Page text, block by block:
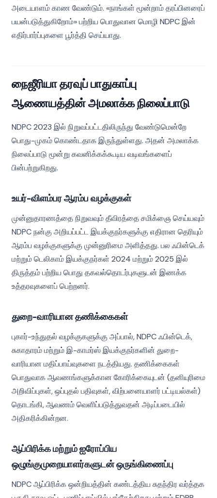
அடையாளம் காண வேண்டும். «நாங்கள் மூன்றாம் தரப்பினரைப்
பயன்படுத்துகிறோம்» பற்றிய பொதுவான மொழி NDPC இன்
எதிர்பார்ப்புகளை பூர்த்தி செய்யாது.
நைஜீரியா தரவுப் பாதுகாப்பு
ஆணையத்தின் அமலாக்க நிலைப்பாடு
NDPC 2023 இல் நிறுவப்பட்டதிலிருந்து வேண்டுமென்றே
பொது-முகம் கொண்டதாக இருந்துள்ளது. அதன் அமலாக்க
நிலைப்பாடு மூன்று கவனிக்கக்கூடிய வடிவங்களைப்
பின்பற்றுகிறது.
உயர்-விளம்பர ஆரம்ப வழக்குகள்
முன்னுதாரணத்தை நிறுவவும் தீவிரத்தை சமிக்ஞை செய்யவும்
NDPC நன்கு அறியப்பட்ட இயக்குநர்களுக்கு எதிரான தெரியும்
ஆரம்ப வழக்குகளுக்கு முன்னுரிமை அளித்தது. பல ஃபின்டெக்
மற்றும் டெலிகாம் இயக்குநர்கள் 2024 மற்றும் 2025 இல்
திருத்தம் பற்றிய பொது தகவல்தொடர்புகளுடன் இணக்க
உத்தரவுகளைப் பெற்றனர்.
துறை-வாரியான தணிக்கைகள்
புகார்-உந்துதல் வழக்குகளுக்கு அப்பால், NDPC ஃபின்டெக்,
சுகாதாரம் மற்றும் இ-காமர்ஸ் இயக்குநர்களின் துறை-
வாரியான மதிப்பாய்வுகளை நடத்தியது. தணிக்கைகள்
பொதுவாக ஆவணங்களுக்கான கோரிக்கையுடன் (தனியுரிமை
அறிவிப்புகள், ஒப்புதல் பதிவுகள், விற்பனையாளர் பட்டியல்கள்)
தொடங்கி, ஆவணம் வெளிப்படுத்துவதன் அடிப்படையில்
அதிகரிக்கின்றன.
ஆப்பிரிக்க மற்றும் ஐரோப்பிய
ஒழுங்குமுறையாளர்களுடன் ஒருங்கிணைப்பு
NDPC ஆப்பிரிக்க ஒன்றியத்தின் கண்டத்திய சுதந்திர வர்த்தக